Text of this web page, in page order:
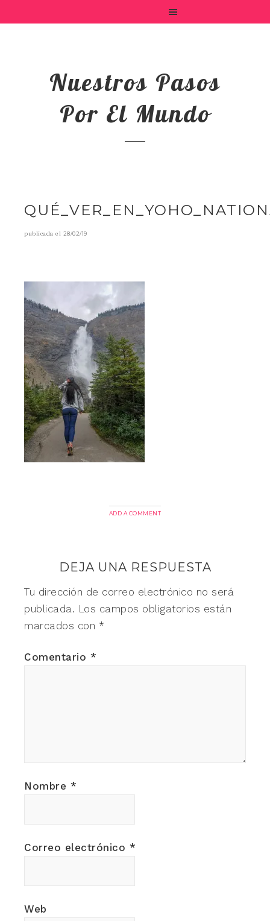
Nuestros Pasos
Por El Mundo
publicada el 28/02/19
ADD A COMMENT
DEJA UNA RESPUESTA
Tu dirección de correo electrónico no será
publicada. Los campos obligatorios están
marcados con *
Comentario *
Nombre *
Correo electrónico *
Web